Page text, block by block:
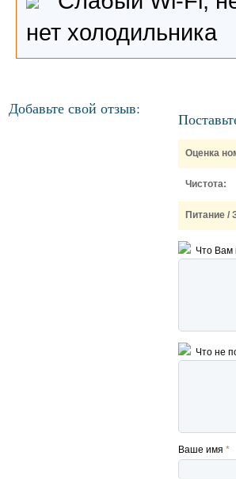
нет холодильника
Добавьте свой отзыв:
Оценка
Чистота:
Питание /
Что Вам
Что не
Ваше имя *